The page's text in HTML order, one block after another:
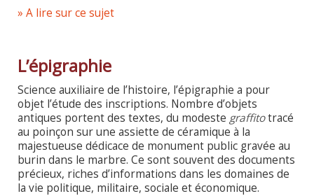
» A lire sur ce sujet
L’épigraphie
Science auxiliaire de l’histoire, l’épigraphie a pour
objet l’étude des inscriptions. Nombre d’objets
antiques portent des textes, du modeste graffitotracé
au poinçon sur une assiette de céramique à la
majestueuse dédicace de monument public gravée au
burin dans le marbre. Ce sont souvent des documents
précieux, riches d’informations dans les domaines de
la vie politique, militaire, sociale et économique.